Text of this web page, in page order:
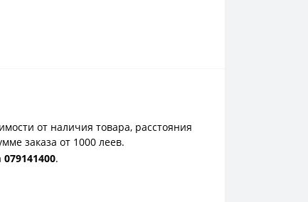
от наличия товара, расстояния
заказа от 1000 леев.
079141400.